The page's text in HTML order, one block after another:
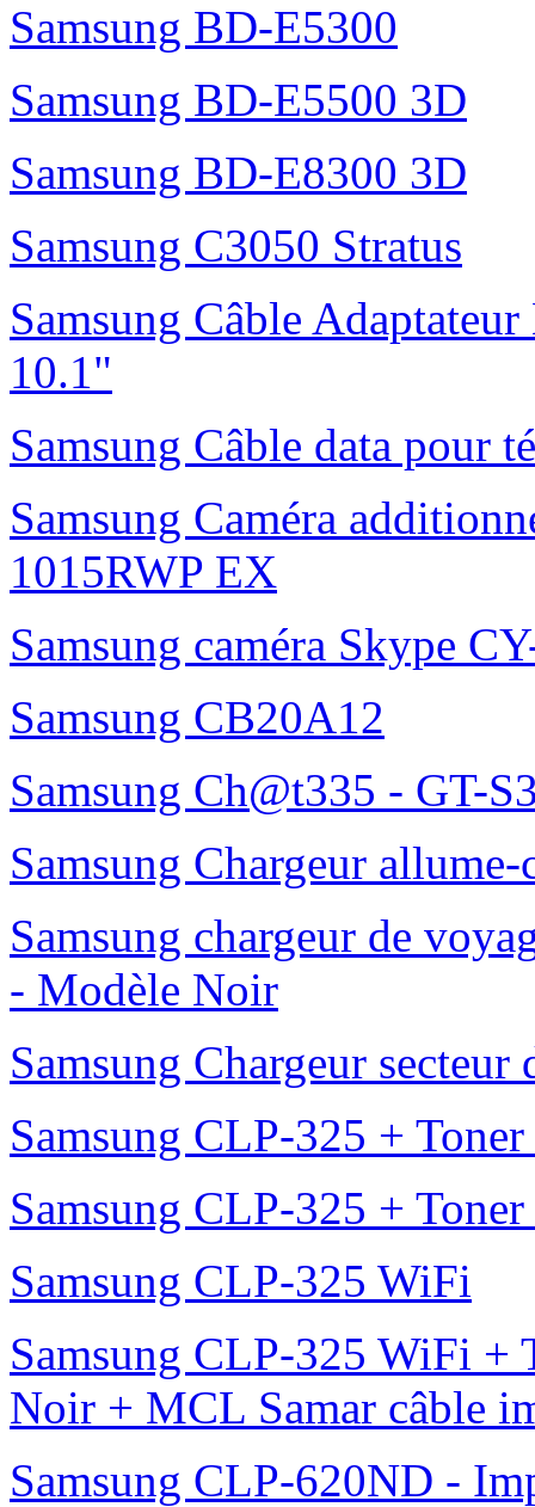
Samsung BD-E5300
Samsung BD-E5500 3D
Samsung BD-E8300 3D
Samsung C3050 Stratus
Samsung Câble
10.1"
Samsung Câble data pour
Samsung Caméra
1015RWP EX
Samsung caméra Skype
Samsung CB20A12
Samsung Ch@t335 - GT-
Samsung Chargeur
Samsung chargeur de
- Modèle Noir
Samsung Chargeur
Samsung CLP-325 +
Samsung CLP-325 +
Samsung CLP-325 WiFi
Samsung CLP-325 WiFi +
Noir + MCL Samar câble
Samsung CLP-620ND -